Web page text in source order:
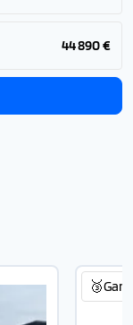
44 890 €